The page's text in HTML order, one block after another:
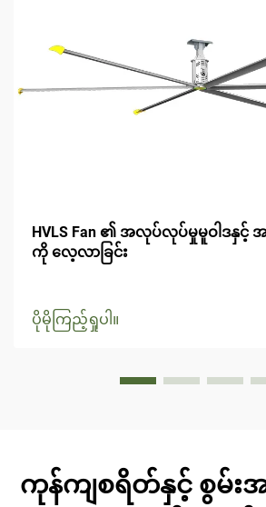
HVLS Fan ၏ အလုပ်လုပ်မှုမူဝါဒနှင့် အ
ကို လေ့လာခြင်း
ပိုမိုကြည့်ရှုပါ။
ကုန်ကျစရိတ်နှင့် စွမ်း